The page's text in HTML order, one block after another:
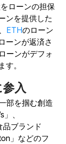
ローンの担保
ンを提供した
ETHのローン
ーンが返済さ
ーンがデフォ
す。
入
部を掴む創造
、
品ブランド
」などのフ